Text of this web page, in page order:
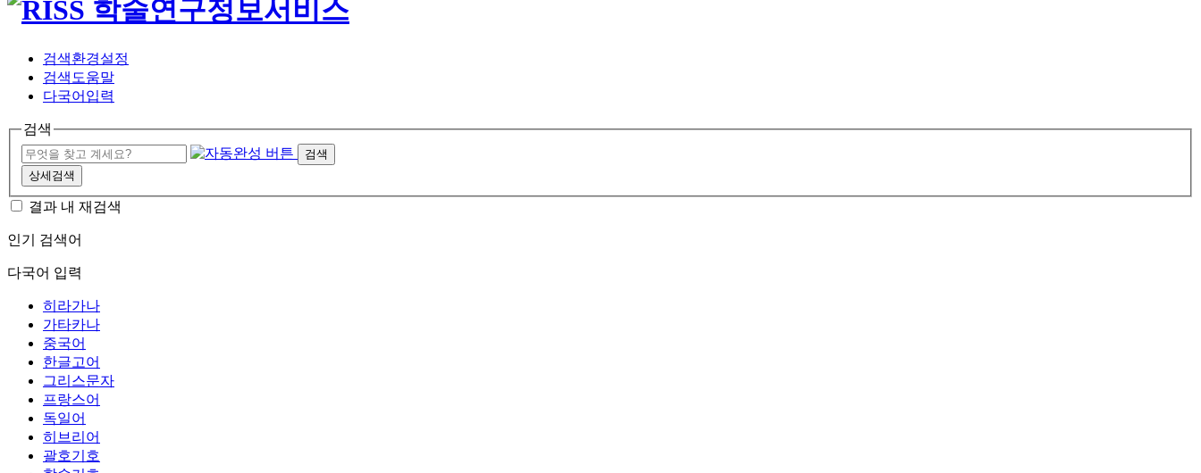
검색환경설정
검색도움말
다국어입력
검색
검색
상세검색
결과 내 재검색
인기 검색어
다국어 입력
히라가나
가타카나
중국어
한글고어
그리스문자
프랑스어
독일어
히브리어
괄호기호